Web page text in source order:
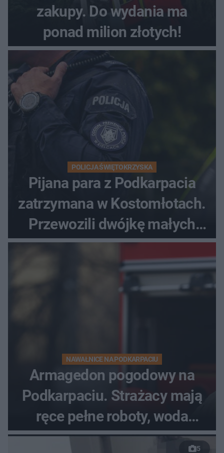
zakupy. Do wydania ma
ponad milion złotych!
POLICJA ŚWIĘTOKRZYSKA
Pijana para z Podkarpacia
zatrzymana w Kostomłotach.
Przewozili dwójkę małych
dzieci
NAWAŁNICE NA PODKARPACIU
Armagedon pogodowy na
Podkarpaciu. Strażacy mają
ręce pełne roboty, woda
zalewa posesje i budynki
5